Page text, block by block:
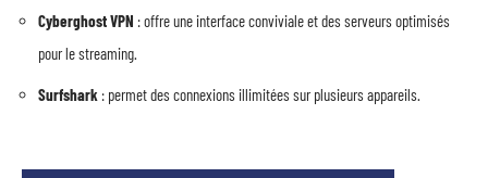
Cyberghost VPN : offre une interface conviviale et des serveurs optimisés
pour le streaming.
Surfshark : permet des connexions illimitées sur plusieurs appareils.